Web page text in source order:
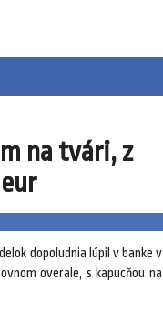
na tvári, z
dopoludnia lúpil v banke v
overale, s kapucňou na